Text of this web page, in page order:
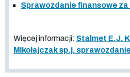
Sprawozdanie finansowe za
Więcej informacji: Stalmet E.J.
Mikołajczak sp.j.